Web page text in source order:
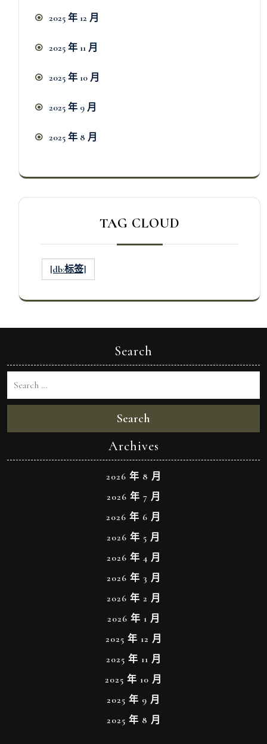
2025 年 12 月
2025 年 11 月
2025 年 10 月
2025 年 9 月
2025 年 8 月
TAG CLOUD
[db:标签]
Search
Search
Archives
2026 年 8 月
2026 年 7 月
2026 年 6 月
2026 年 5 月
2026 年 4 月
2026 年 3 月
2026 年 2 月
2026 年 1 月
2025 年 12 月
2025 年 11 月
2025 年 10 月
2025 年 9 月
2025 年 8 月